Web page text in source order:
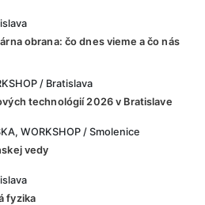
obrana: čo dnes vieme a čo nás
/ Bratislava
technológií 2026 v Bratislave
WORKSHOP / Smolenice
vedy
fyzika